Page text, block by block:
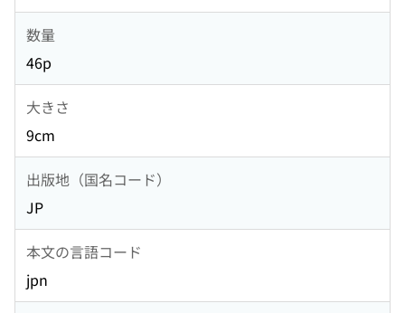
数量
46p
大きさ
9cm
出版地（国名コード）
JP
本文の言語コード
jpn